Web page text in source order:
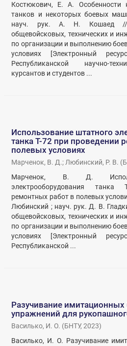
Костюкович, Е. А. Особенности
танков и некоторых боевых
науч. рук. А. Н. Кошаед //
общевойсковых, технических и
по организации и выполнению
условиях [Электронный
Республиканской научно-
курсантов и студентов ...
Использование штатного
танка Т-72 при проведении
полевых условиях
Марченок, В. Д.; Любинский, Р. В. (
Марченок, В. Д.
электрооборудования
ремонтных работ в полевых
Любинский ; науч. рук. Д. В.
общевойсковых, технических и
по организации и выполнению
условиях [Электронный
Республиканской ...
Разучивание
упражнений для
Василько, И. О. (БНТУ,2023)
Василько, И. О. Разучивание